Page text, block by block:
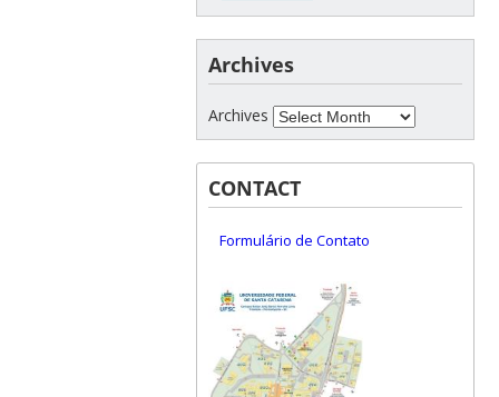
Archives
Archives
CONTACT
Formulário de Contato